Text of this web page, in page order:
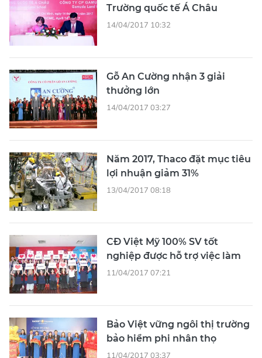
Trường quốc tế Á Châu
14/04/2017 10:32
Gỗ An Cường nhận 3 giải
thưởng lớn
14/04/2017 03:27
Năm 2017, Thaco đặt mục tiêu
lợi nhuận giảm 31%
13/04/2017 08:18
CĐ Việt Mỹ 100% SV tốt
nghiệp được hỗ trợ việc làm
11/04/2017 07:21
Bảo Việt vững ngôi thị trường
bảo hiểm phi nhân thọ
11/04/2017 03:37